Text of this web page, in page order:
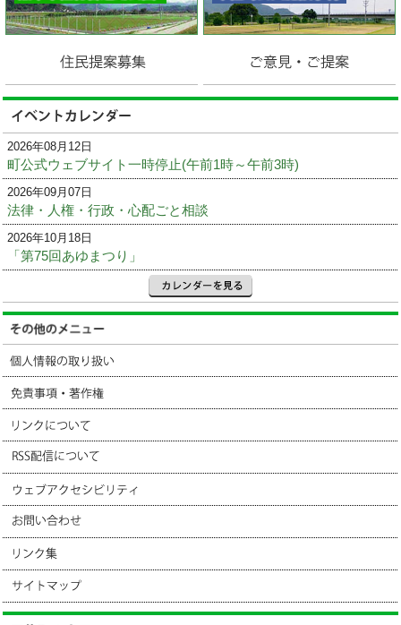
2026年08月12日
町公式ウェブサイト一時停止(午前1時～午前3時)
2026年09月07日
法律・人権・行政・心配ごと相談
2026年10月18日
「第75回あゆまつり」